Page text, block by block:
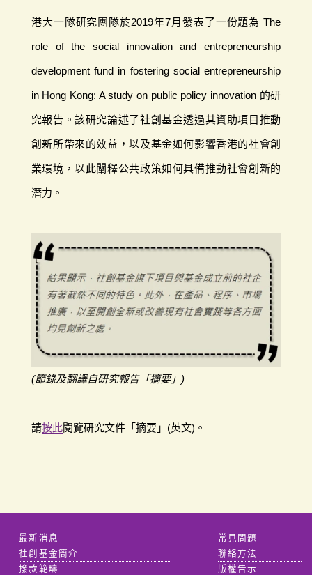
港大一隊研究團隊於2019年7月發表了一份題為 The
role of the social innovation and entrepreneurship
development fund in fostering social entrepreneurship
in Hong Kong: A study on public policy innovation 的研
究報告。該研究論述了社創基金透過其資助項目推動
創新所帶來的效益，以及基金如何影響香港的社會創
業環境，以此闡釋公共政策如何具備推動社會創新的
潛力。
(節錄及翻譯自研究報告「摘要」)
請按此閱覽研究文件「摘要」(英文)。
最新消息
社創基金簡介
撥款範疇
常見問題
聯絡方法
版權告示